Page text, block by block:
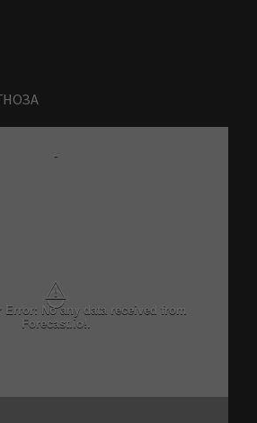
-
⚠
Error: No any data received from
Forecast.io!.